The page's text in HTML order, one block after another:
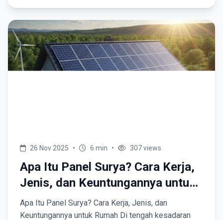
26 Nov 2025 • 6 min • 307 views
Apa Itu Panel Surya? Cara Kerja,
Jenis, dan Keuntungannya untuk
Rumah
Apa Itu Panel Surya? Cara Kerja, Jenis, dan
Keuntungannya untuk Rumah Di tengah kesadaran